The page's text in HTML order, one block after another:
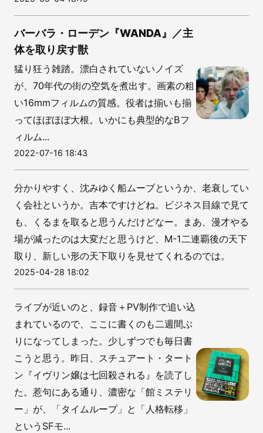
バーバラ・ローデン『WANDA』／主
体を取り戻す獣
猛り狂う雑踏。漂白されていないノイズ
が、70年代の街の空気を煮出す。画素の粗
い16mmフィルムの質感。役者は揃いも揃
ってほぼほぼ大根。いかにも典型的なBフ
ィルム...
2022-07-16 18:43
分かりやすく、沈みゆく船ムーブというか、老衰してい
く会社というか。吉本ですけどね。ビジネス目線で見て
も、くるまを取ると思うんだけどなー。まあ、漫才やる
場が減ったのは大変だと思うけど、M-1二連覇後の天下
取り、新しい形の天下取りを見せてくれるのでは。
2025-04-28 18:02
ライブが近いのと、録音＋PV制作で追い込
まれているので、ここに書くのも二週間ぶ
りになってしまった。少しずつでも毎日書
こうと思う。昨日、スチュアート・タート
ン『イヴリン嬢は七回殺される』を読了し
た。惹句にある通り、濃密な「館ミステリ
ー」が、「タイムループ」と「人格転移」
というSFモ...